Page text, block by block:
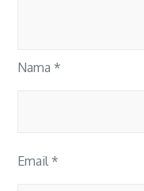
Nama *
Email *